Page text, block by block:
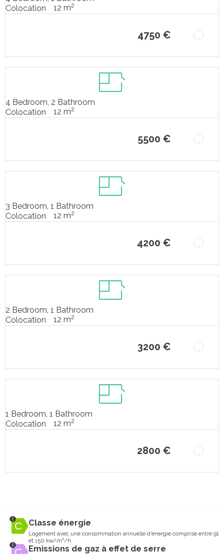
Colocation
12 m2
4750 €
4 Bedroom, 2 Bathroom
Colocation
12 m2
5500 €
3 Bedroom, 1 Bathroom
Colocation
12 m2
4200 €
2 Bedroom, 1 Bathroom
Colocation
12 m2
3200 €
1 Bedroom, 1 Bathroom
Colocation
12 m2
2800 €
Classe énergie
Logement avec une consommation annuelle d’énergie comprise entre 91
et 150 kw/m²/h
Emissions de gaz à effet de serre